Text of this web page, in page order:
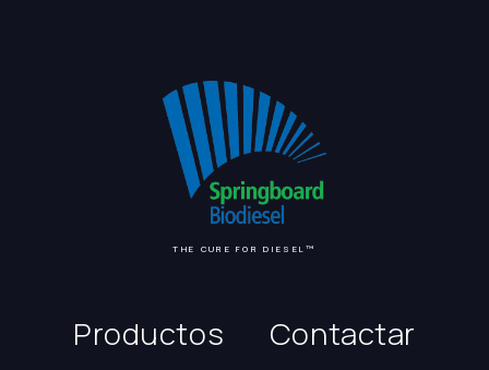
THE CURE FOR DIESEL™
Productos
Contactar